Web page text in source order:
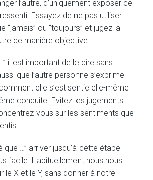
l’autre, d’uniquement exposer ce
Essayez de ne pas utiliser
“jamais” ou “toujours” et jugez la
de manière objective.
il est important de le dire sans
que l’autre personne s’exprime
elle s’est sentie elle-même
conduite. Evitez les jugements
vous sur les sentiments que
que …” arriver jusqu’à cette étape
facile. Habituellement nous nous
le X et le Y, sans donner à notre